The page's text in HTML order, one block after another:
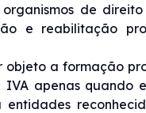
de
e reabilitação
objeto a formação
apenas quando